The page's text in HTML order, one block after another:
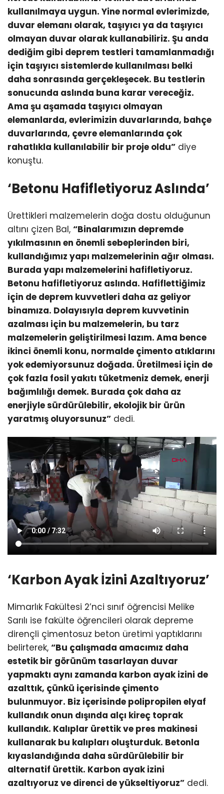
kullanılmaya uygun. Yine normal evlerimizde,
duvar elemanı olarak, taşıyıcı ya da taşıyıcı
olmayan duvar olarak kullanabiliriz. Şu anda
dediğim gibi deprem testleri tamamlanmadığı
için taşıyıcı sistemlerde kullanılması belki
daha sonrasında gerçekleşecek. Bu testlerin
sonucunda aslında buna karar vereceğiz.
Ama şu aşamada taşıyıcı olmayan
elemanlarda, evlerimizin duvarlarında, bahçe
duvarlarında, çevre elemanlarında çok
rahatlıkla kullanılabilir bir proje oldu” diye
konuştu.
‘Betonu Hafifletiyoruz Aslında’
Ürettikleri malzemelerin doğa dostu olduğunun
altını çizen Bal, “Binalarımızın depremde
yıkılmasının en önemli sebeplerinden biri,
kullandığımız yapı malzemelerinin ağır olması.
Burada yapı malzemelerini hafifletiyoruz.
Betonu hafifletiyoruz aslında. Hafiflettiğimiz
için de deprem kuvvetleri daha az geliyor
binamıza. Dolayısıyla deprem kuvvetinin
azalması için bu malzemelerin, bu tarz
malzemelerin geliştirilmesi lazım. Ama bence
ikinci önemli konu, normalde çimento atıklarını
yok edemiyorsunuz doğada. Üretilmesi için de
çok fazla fosil yakıtı tüketmeniz demek, enerji
bağımlılığı demek. Burada çok daha az
enerjiyle sürdürülebilir, ekolojik bir ürün
yaratmış oluyorsunuz” dedi.
‘Karbon Ayak İzini Azaltıyoruz’
Mimarlık Fakültesi 2’nci sınıf öğrencisi Melike
Sarılı ise fakülte öğrencileri olarak depreme
dirençli çimentosuz beton üretimi yaptıklarını
belirterek, “Bu çalışmada amacımız daha
estetik bir görünüm tasarlayan duvar
yapmaktı aynı zamanda karbon ayak izini de
azalttık, çünkü içerisinde çimento
bulunmuyor. Biz içerisinde polipropilen elyaf
kullandık onun dışında alçı kireç toprak
kullandık. Kalıplar ürettik ve pres makinesi
kullanarak bu kalıpları oluşturduk. Betonla
kıyaslandığında daha sürdürülebilir bir
alternatif ürettik. Karbon ayak izini
azaltıyoruz ve direnci de yükseltiyoruz” dedi.